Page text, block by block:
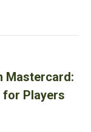
Mastercard:
for Players